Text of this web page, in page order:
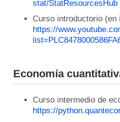
stat/StatResourcesHub
Curso introductorio (en
https://
Economía
Curso intermedio de
https://